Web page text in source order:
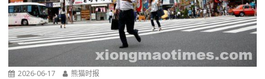
2026-06-17 熊猫时报